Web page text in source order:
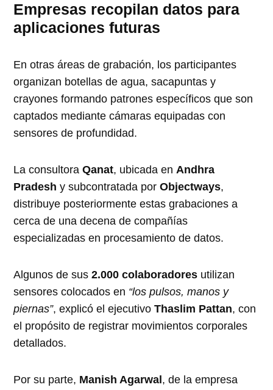
Empresas recopilan datos para
aplicaciones futuras
En otras áreas de grabación, los participantes
organizan botellas de agua, sacapuntas y
crayones formando patrones específicos que son
captados mediante cámaras equipadas con
sensores de profundidad.
La consultoraQanat, ubicada enAndhra
Pradesh y subcontratada porObjectways,
distribuye posteriormente estas grabaciones a
cerca de una decena de compañías
especializadas en procesamiento de datos.
Algunos de sus2.000 colaboradores utilizan
sensores colocados en “los pulsos, manos y
piernas”, explicó el ejecutivoThaslim Pattan, con
el propósito de registrar movimientos corporales
detallados.
Por su parte, Manish Agarwal , de la empresa